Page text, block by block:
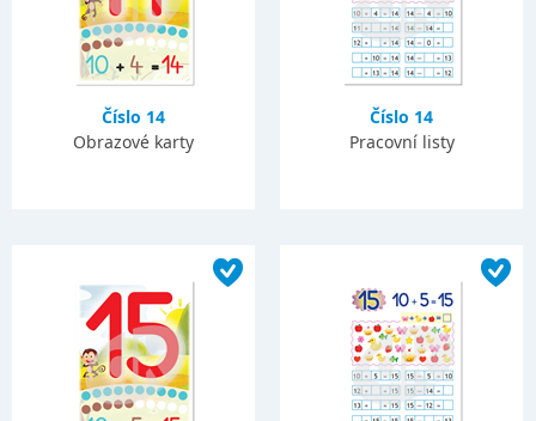
Číslo 14
Obrazové karty
Číslo 14
Pracovní listy